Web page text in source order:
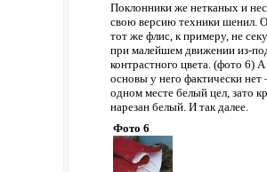
Поклонники же нетканых и
свою версию техники шенил.
тот же флис, к примеру, не
при малейшем движении из-
контрастного цвета. (фото 6)
основы у него фактически
одном месте белый цел, зато
нарезан белый. И так далее.
Фото 6